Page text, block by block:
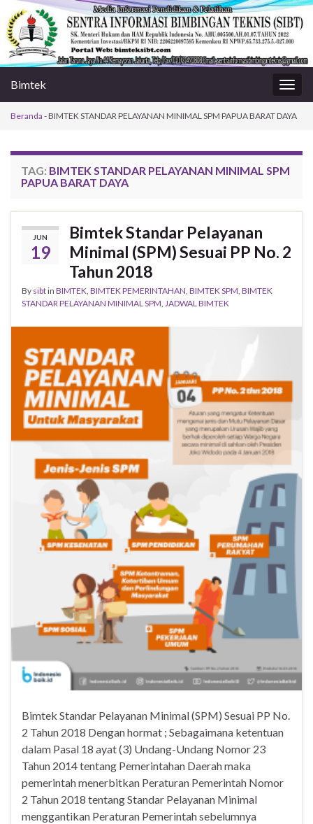
Bimtek
Beranda -BIMTEK STANDAR PELAYANAN MINIMAL SPM PAPUA BARAT DAYA
TAG: BIMTEK STANDAR PELAYANAN MINIMAL SPM
PAPUA BARAT DAYA
JUN
19
Bimtek Standar Pelayanan
Minimal (SPM) Sesuai PP No. 2
Tahun 2018
By sibtin BIMTEK, BIMTEK PEMERINTAHAN, BIMTEK SPM, BIMTEK
STANDAR PELAYANAN MINIMAL SPM, JADWAL BIMTEK
Bimtek Standar Pelayanan Minimal (SPM) Sesuai PP No.
2 Tahun 2018 Dengan hormat ; Sebagaimana ketentuan
dalam Pasal 18 ayat (3) Undang-Undang Nomor 23
Tahun 2014 tentang Pemerintahan Daerah maka
pemerintah menerbitkan Peraturan Pemerintah Nomor
2 Tahun 2018 tentang Standar Pelayanan Minimal
menggantikan Peraturan Pemerintah sebelumnya